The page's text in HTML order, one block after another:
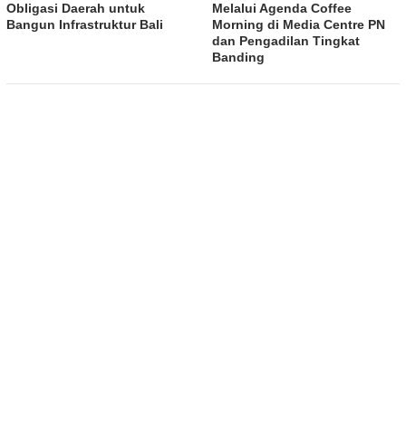
Obligasi Daerah untuk
Bangun Infrastruktur Bali
Melalui Agenda Coffee
Morning di Media Centre PN
dan Pengadilan Tingkat
Banding